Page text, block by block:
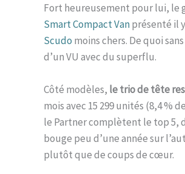
Fort heureusement pour lui, le
Smart Compact Vanprésenté il
Scudo moins chers. De quoi
d’un VU avec du superflu.
Côté modèles, le trio de tête
mois avec 15 299 unités (8,4 %
le Partner complètent le top 5,
bouge peu d’une année sur
plutôt que de coups de cœur.